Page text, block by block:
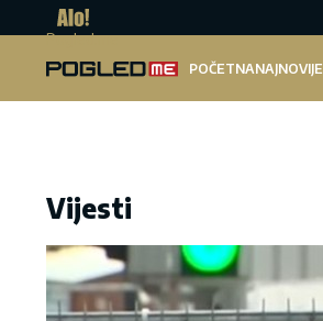
Pogled.me
POČETNANAJNOVIJE
Vijesti